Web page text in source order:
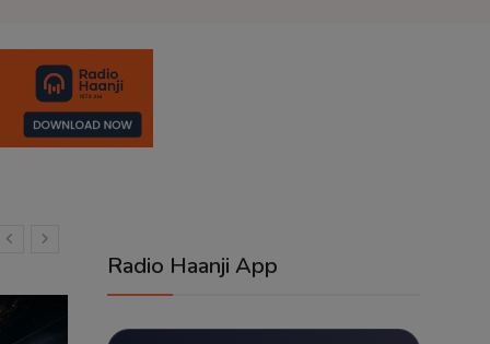
Radio Haanji App